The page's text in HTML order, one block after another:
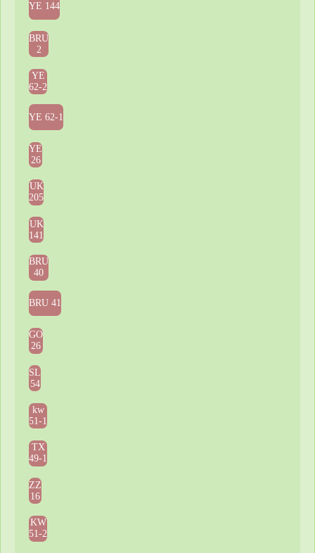
YE 144
BRU
2
YE
62-2
YE 62-1
YE
26
UK
205
UK
141
BRU
40
BRU 41
GO
26
SL
54
kw
51-1
TX
49-1
ZZ
16
KW
51-2